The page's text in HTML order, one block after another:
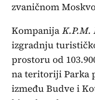
zvaničnom
KompanijaK.P.M.
izgradnju
prostoru od
na teritoriji Parka
između Budve i